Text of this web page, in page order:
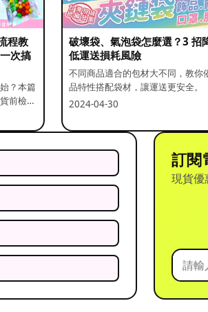
程教
次搞
？本篇
前檢查
破壞袋、氣泡袋怎麼選？3 招
低運送損耗風險
不同商品適合的包材大不同，教你
品特性搭配袋材，讓運送更安全。
2024-04-30
訂閱
現貨優